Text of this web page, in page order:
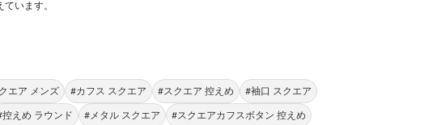
います。
エア メンズ #カフス スクエア #スクエア 控えめ #袖口 スクエア
控えめ ラウンド #メタル スクエア #スクエアカフスボタン 控えめ